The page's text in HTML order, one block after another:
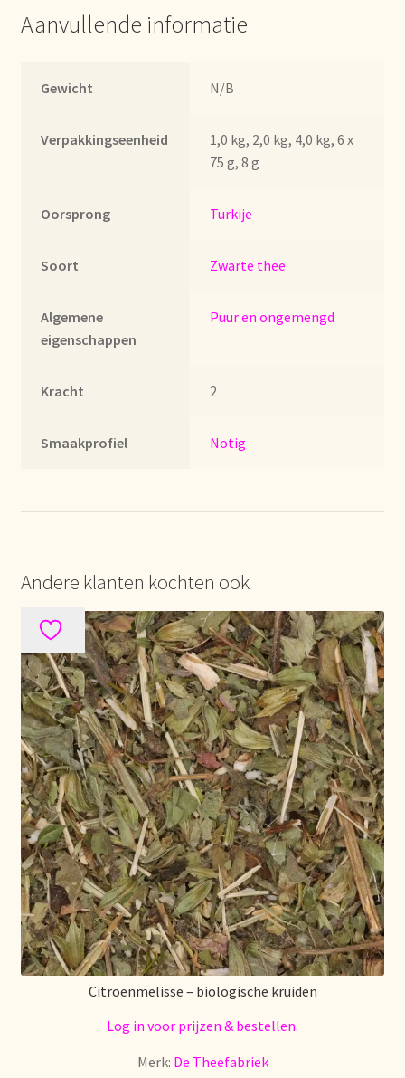
Expédition et livraison
Food safety
Image de marque personnelle
Kontakt
Liste de prix actuelle
Meertaligheid
Mehrsprachigkeit
Mentions légales
Mijn account
Mijn Favorieten
Multilingualism
Multilinguisme
Multilingüismo.
Newsletter
Aanvullende informatie
Gewicht N/B
Verpakkingseenheid
1,0 kg, 2,0 kg, 4,0 kg, 6 x
75 g, 8 g
Oorsprong Turkije
Soort Zwarte thee
Algemene
eigenschappen
Puur en ongemengd
Kracht 2
Smaakprofiel Notig
Andere klanten kochten ook
Citroenmelisse – biologische kruiden
Log in voor prijzen & bestellen.
Merk: De Theefabriek